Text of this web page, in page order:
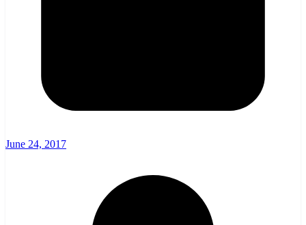
June 24, 2017